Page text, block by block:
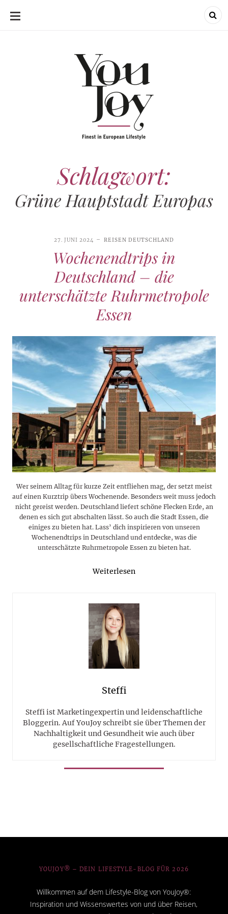
SKIP
Schlagwort:
Grüne Hauptstadt Europas
27. JUNI 2024 REISEN DEUTSCHLAND
Wochenendtrips in
Deutschland – die
unterschätzte Ruhrmetropole
Essen
Wer seinem Alltag für kurze Zeit entfliehen mag, der setzt meist
auf einen Kurztrip übers Wochenende. Besonders weit muss jedoch
nicht gereist werden. Deutschland liefert schöne Flecken Erde, an
denen es sich gut abschalten lässt. So auch die Stadt Essen, die
einiges zu bieten hat. Lass’ dich inspirieren von unseren
Wochenendtrips in Deutschland und entdecke, was die
unterschätzte Ruhrmetropole Essen zu bieten hat.
Weiterlesen
Steffi
Steffi ist Marketingexpertin und leidenschaftliche
Bloggerin. Auf YouJoy schreibt sie über Themen der
Nachhaltigkeit und Gesundheit wie auch über
gesellschaftliche Fragestellungen.
YOUJOY® – DEIN LIFESTYLE-BLOG FÜR 2026
Willkommen auf dem Lifestyle-Blog von YouJoy®:
Inspiration und Wissenswertes von und über Reisen,